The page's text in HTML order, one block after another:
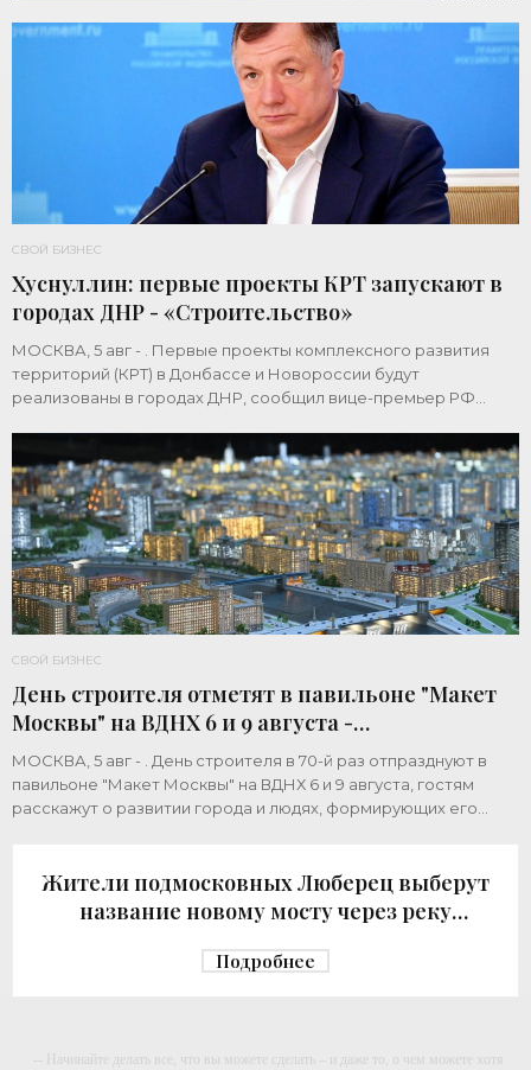
СВОЙ БИЗНЕС
Хуснуллин: первые проекты КРТ запускают в
городах ДНР - «Строительство»
МОСКВА, 5 авг - . Первые проекты комплексного развития
территорий (КРТ) в Донбассе и Новороссии будут
реализованы в городах ДНР, сообщил вице-премьер РФ
СВОЙ БИЗНЕС
День строителя отметят в павильоне "Макет
Москвы" на ВДНХ 6 и 9 августа -
«Строительство»
МОСКВА, 5 авг - . День строителя в 70-й раз отпразднуют в
павильоне "Макет Москвы" на ВДНХ 6 и 9 августа, гостям
расскажут о развитии города и людях, формирующих его
Жители подмосковных Люберец выберут
название новому мосту через реку
Подробнее
-- Начинайте делать все, что вы можете сделать – и даже то, о чем можете хотя